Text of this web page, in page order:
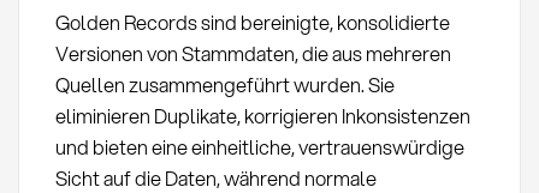
Golden Records sind bereinigte, konsolidierte
Versionen von Stammdaten, die aus mehreren
Quellen zusammengeführt wurden. Sie
eliminieren Duplikate, korrigieren Inkonsistenzen
und bieten eine einheitliche, vertrauenswürdige
Sicht auf die Daten, während normale